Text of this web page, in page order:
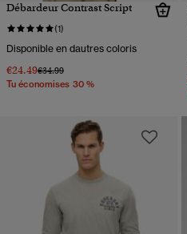
Débardeur Contrast Script
(1)
Disponible en dautres coloris
€24.49Prix réduit de
€34.99à
Tu économises 30 %